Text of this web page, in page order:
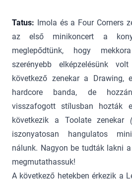
Tatus: Imola és a Four Corners
az első minikoncert a
meglepődtünk, hogy
szerényebb elképzelésünk
következő zenekar a Drawing,
hardcore banda, de
visszafogott stílusban hozták
következik a Toolate zenekar
iszonyatosan hangulatos
nálunk. Nagyon be tudták lakni
megmutathassuk!
A következő hetekben érkezik a